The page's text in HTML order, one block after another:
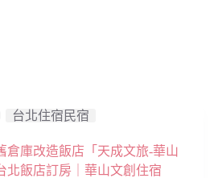
台北住宿民宿
倉庫改造飯店「天成文旅-華山
北飯店訂房｜華山文創住宿